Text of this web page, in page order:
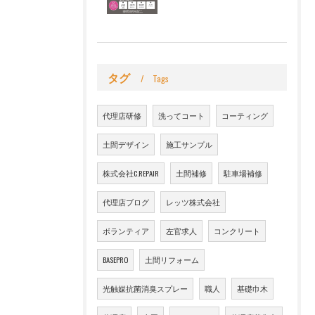
タグ Tags
代理店研修 洗ってコート コーティング
土間デザイン 施工サンプル
株式会社C.REPAIR 土間補修 駐車場補修
代理店ブログ レッツ株式会社
ボランティア 左官求人 コンクリート
BASEPRO 土間リフォーム
光触媒抗菌消臭スプレー 職人 基礎巾木